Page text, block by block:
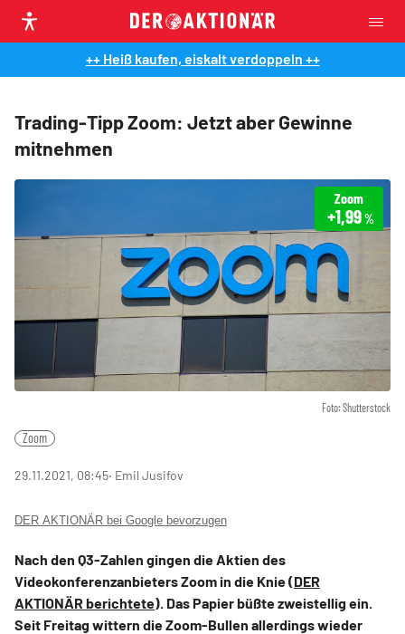
++ Heiß kaufen, eiskalt verdoppeln ++
Trading-Tipp Zoom: Jetzt aber Gewinne
mitnehmen
Foto: Shutterstock
Zoom
+1,99%
Zoom
29.11.2021, 08:45‧ Emil Jusifov
DER AKTIONÄR bei Google bevorzugen
Nach den Q3-Zahlen gingen die Aktien des
Videokonferenzanbieters Zoom in die Knie (DER
AKTIONÄR berichtete). Das Papier büßte zweistellig ein.
Seit Freitag wittern die Zoom-Bullen allerdings wieder